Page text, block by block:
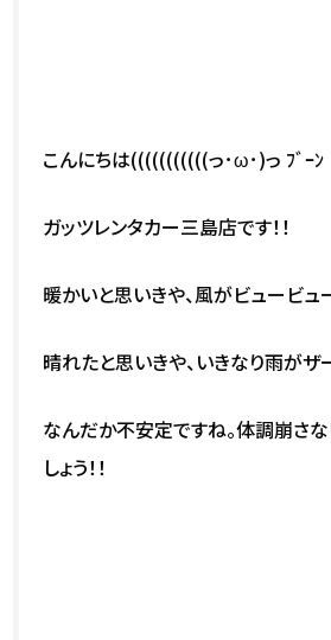
こんにちは(((((((((((っ･ω･)っ ﾌﾞｰﾝ
ガッツレンタカー三島店です！！
暖かいと思いきや、風がビュービュ
晴れたと思いきや、いきなり雨がザ
なんだか不安定ですね。体調崩さ
しょう！！